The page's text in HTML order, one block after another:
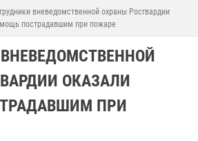
вневедомственной охраны Росгвардии
пострадавшим при пожаре
ОКАЗАЛИ
ПРИ